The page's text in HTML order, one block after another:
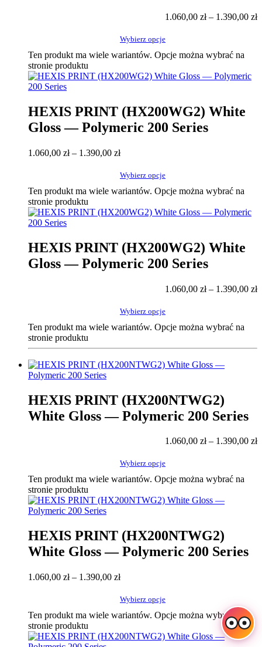
1.060,00 zł– 1.390,00 zł
Wybierz opcje
Ten produkt ma wiele wariantów. Opcje można wybrać na
stronie produktu
HEXIS PRINT (HX200WG2) White
Gloss — Polymeric 200 Series
1.060,00 zł– 1.390,00 zł
Wybierz opcje
Ten produkt ma wiele wariantów. Opcje można wybrać na
stronie produktu
HEXIS PRINT (HX200WG2) White
Gloss — Polymeric 200 Series
1.060,00 zł– 1.390,00 zł
Wybierz opcje
Ten produkt ma wiele wariantów. Opcje można wybrać na
stronie produktu
HEXIS PRINT (HX200NTWG2)
White Gloss — Polymeric 200 Series
1.060,00 zł– 1.390,00 zł
Wybierz opcje
Ten produkt ma wiele wariantów. Opcje można wybrać na
stronie produktu
HEXIS PRINT (HX200NTWG2)
White Gloss — Polymeric 200 Series
1.060,00 zł– 1.390,00 zł
Wybierz opcje
Ten produkt ma wiele wariantów. Opcje można wybrać na
stronie produktu